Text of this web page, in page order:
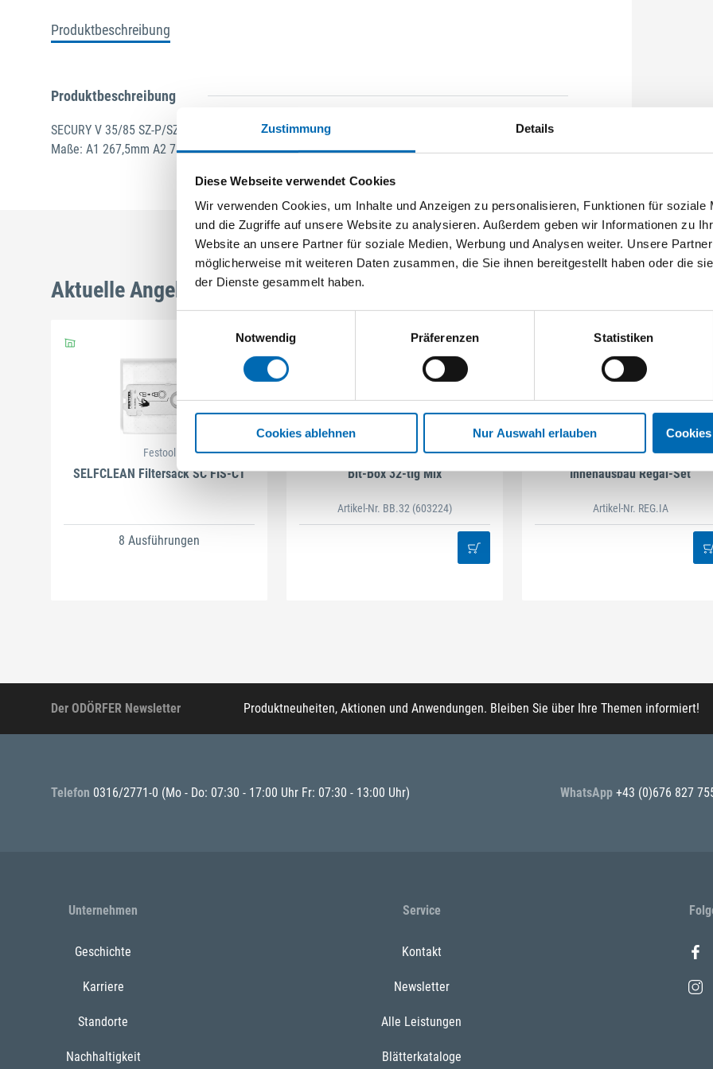
Zustimmung Details
Diese Webseite verwendet Cookies
Wir verwenden Cookies, um Inhalte und Anzeigen zu personalisieren, Funktionen für soziale
und die Zugriffe auf unsere Website zu analysieren. Außerdem geben wir Informationen zu
Website an unsere Partner für soziale Medien, Werbung und Analysen weiter. Unsere
möglicherweise mit weiteren Daten zusammen, die Sie ihnen bereitgestellt haben oder die
der Dienste gesammelt haben.
Notwendig
Präferenzen Statistiken
Cookies ablehnen Nur Auswahl erlauben
Produktbeschreibung
Produktbeschreibung
SECURY V 35/85 SZ-P/SZ-R Nuss: 8mm Kennkerbe: 1050mm Flachstulp 20x2,5mm L:2285,0mm Eckig
Maße: A1 267,5mm A2 737,5mm B1 402,5mm B2 872,5mm ferGUard*silber
Aktuelle Angebote
Festool
SELFCLEAN Filtersack SC FIS-CT
8 Ausführungen
STAHLHÄRTER
Bit-Box 32-tlg Mix
Artikel-Nr. BB.32 (603224)
DAMAZEN
Innenausbau Regal-Set
Artikel-Nr. REG.IA
Der ODÖRFER Newsletter Produktneuheiten, Aktionen und Anwendungen. Bleiben Sie über Ihre Themen informiert!
Telefon 0316/2771-0 (Mo - Do: 07:30 - 17:00 Uhr Fr: 07:30 - 13:00 Uhr) WhatsApp +43 (0)676 827
Unternehmen
Geschichte
Karriere
Standorte
Nachhaltigkeit
Service
Kontakt
Newsletter
Alle Leistungen
Blätterkataloge